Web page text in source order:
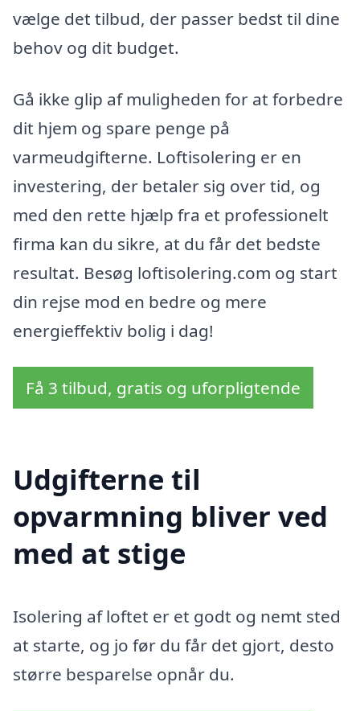
vælge det tilbud, der passer bedst til dine
behov og dit budget.
Gå ikke glip af muligheden for at forbedre
dit hjem og spare penge på
varmeudgifterne. Loftisolering er en
investering, der betaler sig over tid, og
med den rette hjælp fra et professionelt
firma kan du sikre, at du får det bedste
resultat. Besøg loftisolering.com og start
din rejse mod en bedre og mere
energieffektiv bolig i dag!
Få 3 tilbud, gratis og uforpligtende
Udgifterne til
opvarmning bliver ved
med at stige
Isolering af loftet er et godt og nemt sted
at starte, og jo før du får det gjort, desto
større besparelse opnår du.